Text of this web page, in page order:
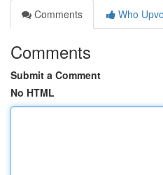
Comments
Who
Comments
Submit a Comment
No HTML